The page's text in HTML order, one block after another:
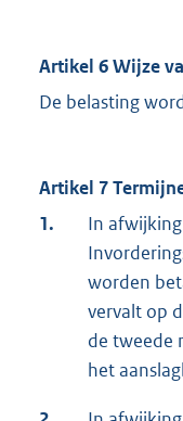
Artikel 6 Wijze
De belasting
Artikel 7
1.
In
worden
vervalt op
de tweede
het